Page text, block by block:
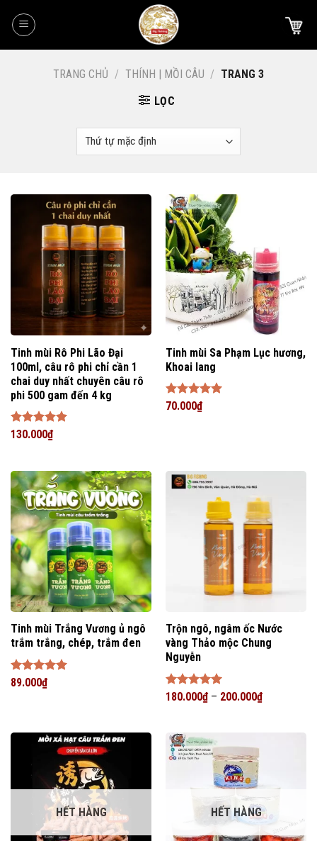
TRANG CHỦ / THÍNH | MỒI CÂU / TRANG 3
LỌC
Tinh mùi Rô Phi Lão Đại
100ml, câu rô phi chỉ cần 1
chai duy nhất chuyên câu rô
phi 500 gam đến 4 kg
Được xếp
130.000₫
Tinh mùi Sa Phạm Lục hương,
Khoai lang
Được xếp
70.000₫
Tinh mùi Trắng Vương ủ ngô
trắm trắng, chép, trắm đen
Được xếp
89.000₫
Trộn ngô, ngâm ốc Nước
vàng Thảo mộc Chung
Nguyễn
Được xếp
180.000₫– 200.000₫
HẾT HÀNG HẾT HÀNG